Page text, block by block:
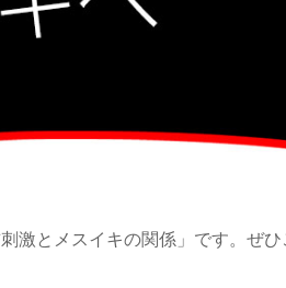
激とメスイキの関係」です。ぜひ